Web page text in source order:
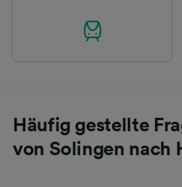
Häufig gestellte
von Solingen nach